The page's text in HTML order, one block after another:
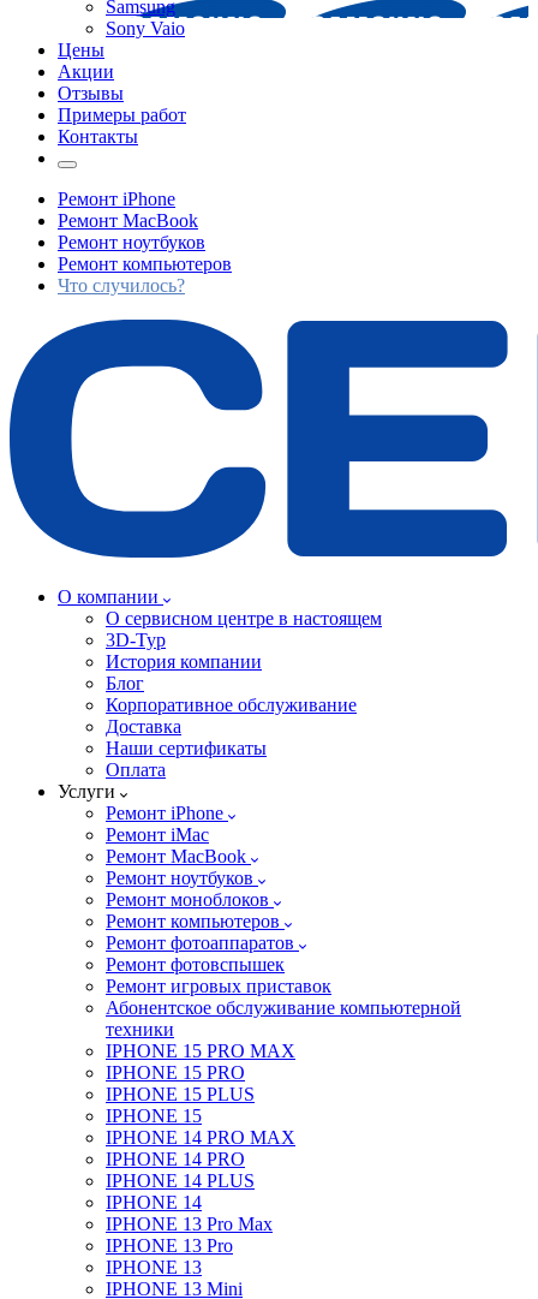
Samsung
Sony Vaio
Цены
Акции
Отзывы
Примеры работ
Контакты
Ремонт iPhone
Ремонт MacBook
Ремонт ноутбуков
Ремонт компьютеров
Что случилось?
О компании
О сервисном центре в настоящем
3D-Тур
История компании
Блог
Корпоративное обслуживание
Доставка
Наши сертификаты
Оплата
Услуги
Ремонт iPhone
Ремонт iMac
Ремонт MacBook
Ремонт ноутбуков
Ремонт моноблоков
Ремонт компьютеров
Ремонт фотоаппаратов
Ремонт фотовспышек
Ремонт игровых приставок
Абонентское обслуживание компьютерной
техники
IPHONE 15 PRO MAX
IPHONE 15 PRO
IPHONE 15 PLUS
IPHONE 15
IPHONE 14 PRO MAX
IPHONE 14 PRO
IPHONE 14 PLUS
IPHONE 14
IPHONE 13 Pro Max
IPHONE 13 Pro
IPHONE 13
IPHONE 13 Mini